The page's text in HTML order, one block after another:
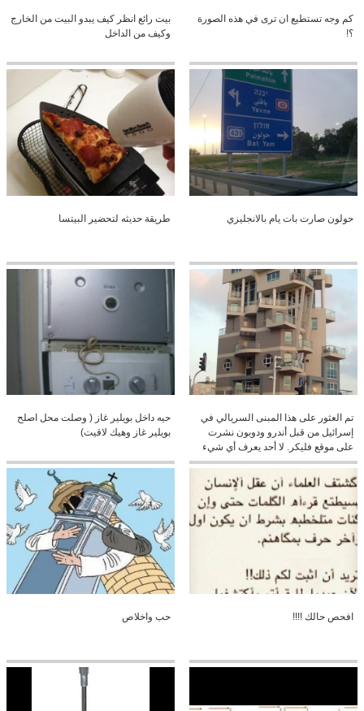
كم وجه تستطيع ان ترى في هذه الصورة
؟!
بيت رائع انظر كيف يبدو البيت من الخارج
وكيف من الداخل
حولون صارت بات يام بالانجليزي طريقة حديثه لتحضير البيتسا
تم العثور على هذا المبنى السريالي في
إسرائيل من قبل أندرو ودوبون نشرت
على موقع فليكر. لا أحد يعرف أي شيء
عن هذا المبنى أو المهندس المعماري؟
كنا نحب أن تشارك أكثر من عملهم
حيه داخل بويلير غاز ( وصلت محل اصلح
بويلير غاز وهيك لاقيت)
افحص حالك !!!! حب واخلاص